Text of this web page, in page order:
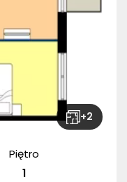
+2
Piętro
1